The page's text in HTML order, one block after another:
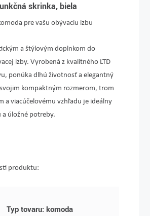
skrinka, biela
pre vašu obývaciu izbu
a štýlovým doplnkom do
izby. Vyrobená z kvalitného LTD
ponúka dlhú životnosť a elegantný
kompaktným rozmerom, trom
a viacúčelovému vzhľadu je ideálny
a úložné potreby.
produktu:
Typ tovaru: komoda